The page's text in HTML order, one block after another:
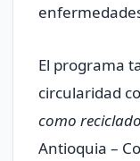
El programa
circularidad
como
Antioquia –